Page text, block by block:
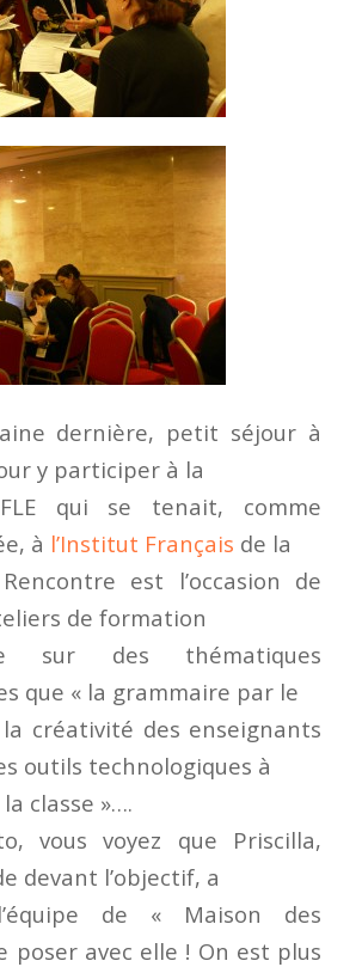
dernière, petit séjour à
y participer à la
qui se tenait, comme
à l’Institut Français de la
est l’occasion de
de formation
sur des thématiques
que « la grammaire par le
créativité des enseignants
outils technologiques à
classe »….
vous voyez que Priscilla,
devant l’objectif, a
de « Maison des
poser avec elle ! On est plus